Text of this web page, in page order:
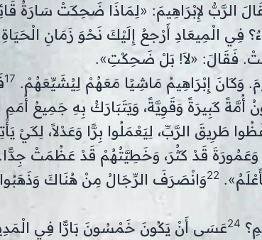
الرَّبُّ لإِبْرَاهِيمَ: «لِمَاذَا ضَحِكَتْ سَارَةُ
الْمِيعَادِ أَرْجعُ إِلَيْكَ نَحْوَ زَمَانِ
فَقَالَ: «لاَ! بَلْ ضَحِكْتِ».
وَكَانَ إِبْرَاهِيمُ مَاشِيًا مَعَهُمْ لِيُشَيِّعَهُمْ. 17
أُمَّةً كَبِيرَةً وَقَوِيَّةً، وَيَتَبَارَكُ بِهِ جَمِيعُ
طَرِيقَ الرَّبِّ، لِيَعْمَلُوا بِرًّا وَعَدْلاً، لِكَيْ
قَدْ كَثُرَ، وَخَطِيَّتُهُمْ قَدْ عَظُمَتْ جِدًّا.
22وَانْصَرَفَ الرِّجَالُ مِنْ هُنَاكَ
24عَسَى أَنْ يَكُونَ خَمْسُونَ بَارًّا فِي